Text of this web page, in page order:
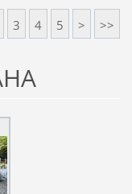
3 4 5 > >>